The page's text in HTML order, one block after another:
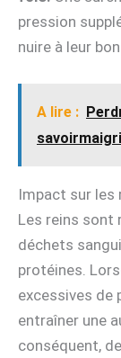
pression
nuire à leur
A lire :
Impact sur les
Les reins sont
déchets
protéines.
excessives de
entraîner une
conséquent,